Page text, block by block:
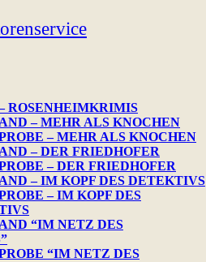
ROSENHEIMKRIMIS
– MEHR ALS KNOCHEN
– MEHR ALS KNOCHEN
– DER FRIEDHOFER
– DER FRIEDHOFER
– IM KOPF DES DETEKTIVS
– IM KOPF DES
“IM NETZ DES
“IM NETZ DES